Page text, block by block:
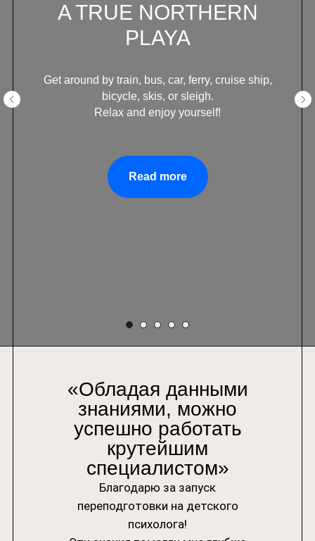
A TRUE NORTHERN
PLAYA
Get around by train, bus, car, ferry, cruise ship,
bicycle, skis, or sleigh.
Relax and enjoy yourself!
Read more
Благодарю за запуск
переподготовки на детского
психолога!
«Обладая данными
знаниями, можно
успешно работать
крутейшим
специалистом»